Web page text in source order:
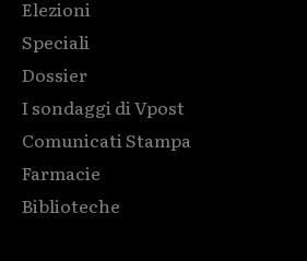
Elezioni
Speciali
Dossier
I sondaggi di Vpost
Comunicati Stampa
Farmacie
Biblioteche